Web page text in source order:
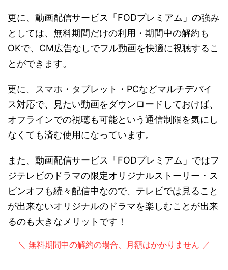
更に、動画配信サービス「FODプレミアム」の強み
としては、無料期間だけの利用・期間中の解約も
OKで、CM広告なしでフル動画を快適に視聴するこ
とができます。
更に、スマホ・タブレット・PCなどマルチデバイ
ス対応で、見たい動画をダウンロードしておけば、
オフラインでの視聴も可能という通信制限を気にし
なくても済む使用になっています。
また、動画配信サービス「FODプレミアム」ではフ
ジテレビのドラマの限定オリジナルストーリー・ス
ピンオフも続々配信中なので、テレビでは見ること
が出来ないオリジナルのドラマを楽しむことが出来
るのも大きなメリットです！
＼ 無料期間中の解約の場合、月額はかかりません ／